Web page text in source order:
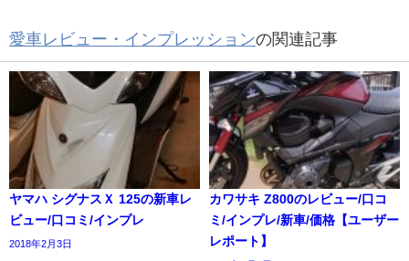
愛車レビュー・インプレッションの関連記事
ヤマハ シグナスＸ 125の新車レ
ビュー/口コミ/インプレ
2018年2月3日
カワサキ Z800のレビュー/口コ
ミ/インプレ/新車/価格【ユーザー
レポート】